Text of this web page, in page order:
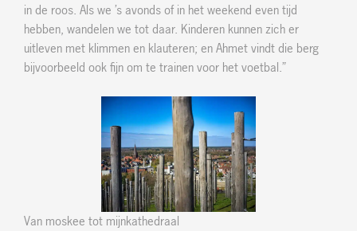
in de roos. Als we ’s avonds of in het weekend even tijd
hebben, wandelen we tot daar. Kinderen kunnen zich er
uitleven met klimmen en klauteren; en Ahmet vindt die berg
bijvoorbeeld ook fijn om te trainen voor het voetbal.”
Van moskee tot mijnkathedraal